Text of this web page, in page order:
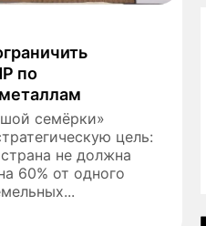
по
семёрки»
цель:
не должна
60% от одного